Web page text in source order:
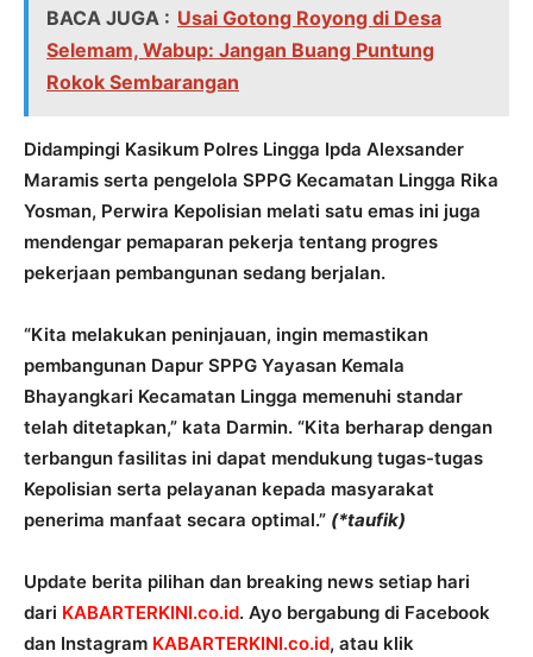
BACA JUGA : Usai Gotong Royong di Desa
Selemam, Wabup: Jangan Buang Puntung
Rokok Sembarangan
Didampingi Kasikum Polres Lingga Ipda Alexsander
Maramis serta pengelola SPPG Kecamatan Lingga Rika
Yosman, Perwira Kepolisian melati satu emas ini juga
mendengar pemaparan pekerja tentang progres
pekerjaan pembangunan sedang berjalan.
“Kita melakukan peninjauan, ingin memastikan
pembangunan Dapur SPPG Yayasan Kemala
Bhayangkari Kecamatan Lingga memenuhi standar
telah ditetapkan,” kata Darmin. “Kita berharap dengan
terbangun fasilitas ini dapat mendukung tugas-tugas
Kepolisian serta pelayanan kepada masyarakat
penerima manfaat secara optimal.” (*taufik)
Update berita pilihan dan breaking news setiap hari
dari KABARTERKINI.co.id. Ayo bergabung di Facebook
dan Instagram KABARTERKINI.co.id, atau klik